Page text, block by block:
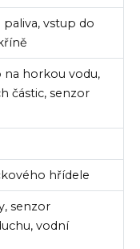
vstup do
na horkou vodu,
částic, senzor
hřídele
senzor
vodní